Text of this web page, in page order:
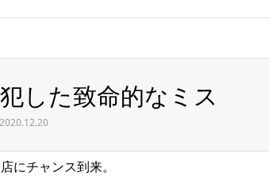
した致命的なミス
にチャンス到来。